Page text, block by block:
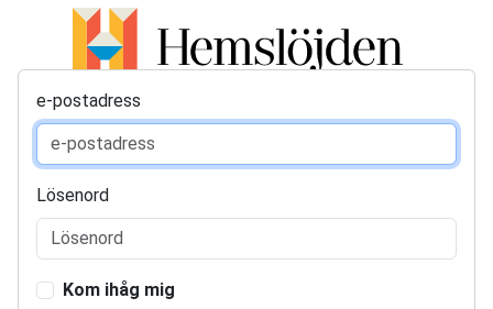
e-postadress
Lösenord
Kom ihåg mig